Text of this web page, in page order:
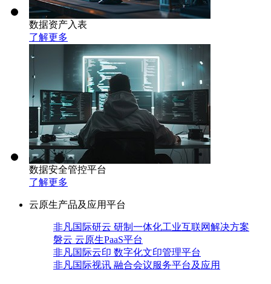
数据资产入表
了解更多
数据安全管控平台
了解更多
云原生产品及应用平台
非凡国际研云 研制一体化工业互联网解决方案
磐云 云原生PaaS平台
非凡国际云印 数字化文印管理平台
非凡国际视讯 融合会议服务平台及应用